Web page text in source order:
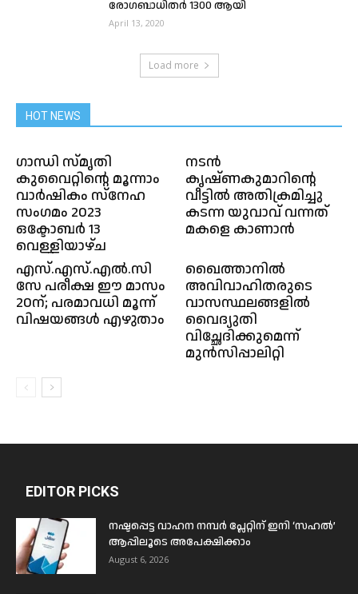
രോഗബാധിതർ 1300 ആയി
April 13, 2020
Load more
HOT NEWS
ഗാന്ധി സ്മൃതി
കുവൈറ്റിന്റെ മൂന്നാം
വാർഷികം സ്നേഹ
സംഗമം 2023
ഒക്ടോബർ 13
വെള്ളിയാഴ്ച
നടൻ
കൃഷ്ണകുമാറിൻ്റെ
വീട്ടിൽ അതിക്രമിച്ചു
കടന്ന യുവാവ് വന്നത്
മകളെ കാണാൻ
എസ്.എസ്.എൽ.സി
സേ പരീക്ഷ ഈ മാസം
20ന്; പരമാവധി മൂന്ന്
വിഷയങ്ങൾ എഴുതാം
ഖൈത്താനിൽ
അവിവാഹിതരുടെ
വാസസ്ഥലങ്ങളിൽ
വൈദ്യുതി
വിച്ഛേദിക്കുമെന്ന്
മുൻസിപ്പാലിറ്റി
EDITOR PICKS
നഷ്ടപ്പെട്ട വാഹന നമ്പർ പ്ലേറ്റിന് ഇനി ‘സഹൽ’
ആപ്പിലൂടെ അപേക്ഷിക്കാം
August 6, 2026